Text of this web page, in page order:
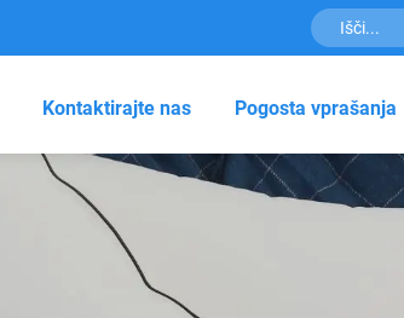
Kontaktirajte nas Pogosta vprašanja